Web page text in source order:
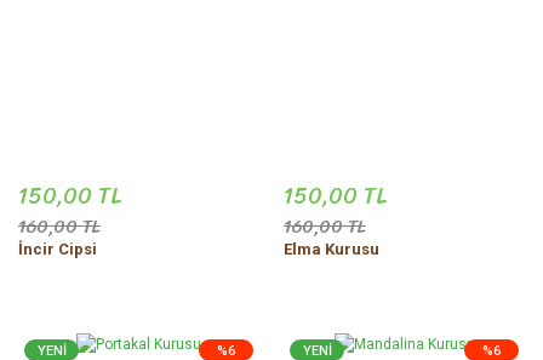
150,00 TL
160,00 TL
İncir Cipsi
150,00 TL
160,00 TL
Elma Kurusu
%6
YENİ %6
YENİ